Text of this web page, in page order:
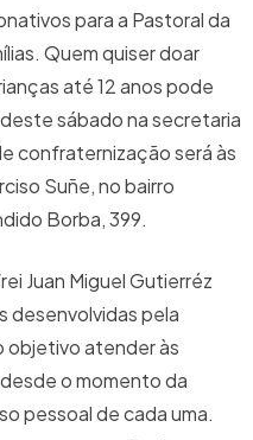
para a Pastoral da
Quem quiser doar
até 12 anos pode
sábado na secretaria
confraternização será às
Suñe, no bairro
Borba, 399.
Juan Miguel Gutierréz
desenvolvidas pela
objetivo atender às
o momento da
pessoal de cada uma.